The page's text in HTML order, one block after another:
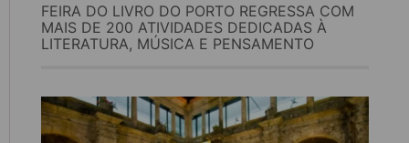
FEIRA DO LIVRO DO PORTO REGRESSA COM
MAIS DE 200 ATIVIDADES DEDICADAS À
LITERATURA, MÚSICA E PENSAMENTO